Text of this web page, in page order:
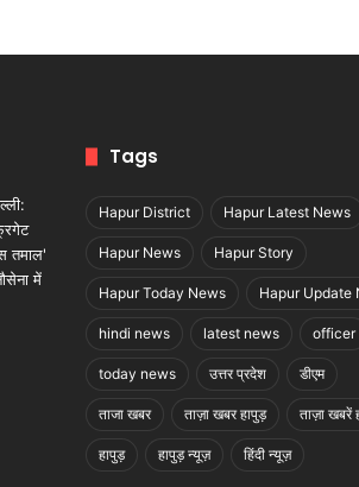
Tags
Hapur District Hapur Latest News
Hapur News Hapur Story
Hapur Today News Hapur Update
hindi news latest news officer
today news उत्तर प्रदेश डीएम
ताजा खबर ताज़ा खबर हापुड़ ताज़ा खबरें
हापुड़ हापुड़ न्यूज़ हिंदी न्यूज़